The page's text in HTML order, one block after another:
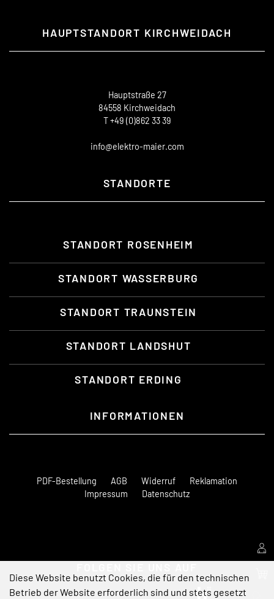
HAUPTSTANDORT KIRCHWEIDACH
Hauptstraße 27
84558 Kirchweidach
T +49 (0)862 33 39
info@elektro-maier.com
STANDORTE
STANDORT ROSENHEIM
STANDORT WASSERBURG
STANDORT TRAUNSTEIN
STANDORT LANDSHUT
STANDORT ERDING
INFORMATIONEN
PDF-Bestellung AGB Widerruf
Reklamation
Impressum
Datenschutz
Diese Website benutzt Cookies, die für den technischen
Betrieb der Website erforderlich sind und stets gesetzt